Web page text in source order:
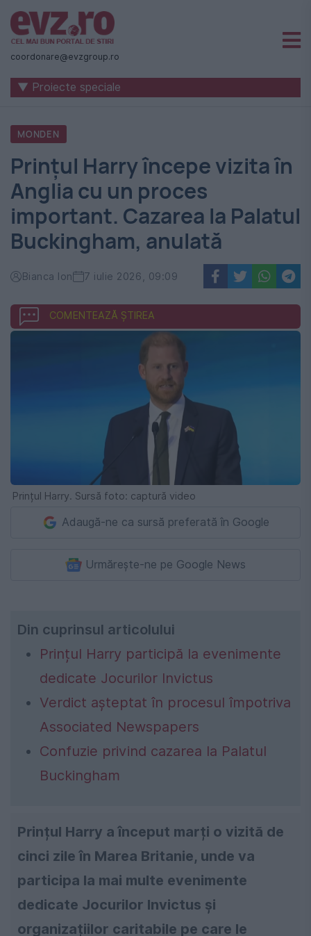
Știri
naționale
internaționale
România
-
Evenimentul
Zilei
coordonare@evzgroup.ro
▼ Proiecte speciale
MONDEN
Prințul Harry începe vizita în
Anglia cu un proces
important. Cazarea la Palatul
Buckingham, anulată
Bianca Ion 7 iulie 2026, 09:09
COMENTEAZĂ ȘTIREA
Prințul Harry. Sursă foto: captură video
Adaugă-ne ca sursă preferată în Google
Urmărește-ne pe Google News
Din cuprinsul articolului
Prințul Harry participă la evenimente
dedicate Jocurilor Invictus
Verdict așteptat în procesul împotriva
Associated Newspapers
Confuzie privind cazarea la Palatul
Buckingham
Prințul Harry a început marți o vizită de
cinci zile în Marea Britanie, unde va
participa la mai multe evenimente
dedicate Jocurilor Invictus și
organizațiilor caritabile pe care le